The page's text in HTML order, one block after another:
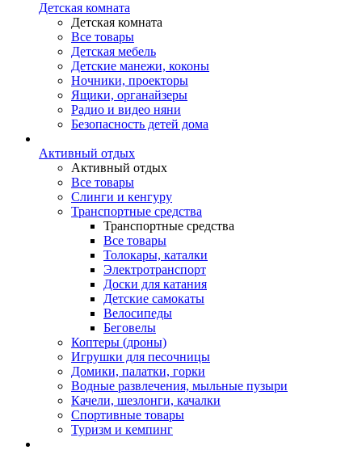
Детская комната
Детская комната
Все товары
Детская мебель
Детские манежи, коконы
Ночники, проекторы
Ящики, органайзеры
Радио и видео няни
Безопасность детей дома
Активный отдых
Активный отдых
Все товары
Слинги и кенгуру
Транспортные средства
Транспортные средства
Все товары
Толокары, каталки
Электротранспорт
Доски для катания
Детские самокаты
Велосипеды
Беговелы
Коптеры (дроны)
Игрушки для песочницы
Домики, палатки, горки
Водные развлечения, мыльные пузыри
Качели, шезлонги, качалки
Спортивные товары
Туризм и кемпинг